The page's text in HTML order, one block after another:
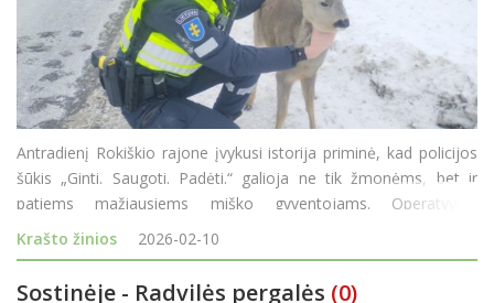
Antradienį Rokiškio rajone įvykusi istorija priminė, kad policijos
šūkis „Ginti. Saugoti. Padėti.“ galioja ne tik žmonėms, bet ir
patiems mažiausiems miško gyventojams. Operatyvios
reakcijos dėka kelyje gulėjęs stirniukas šiuo metu saugus. Viskas
prasidėj
Krašto žinios 2026-02-10
Sostinėje - Radvilės pergalės (0)